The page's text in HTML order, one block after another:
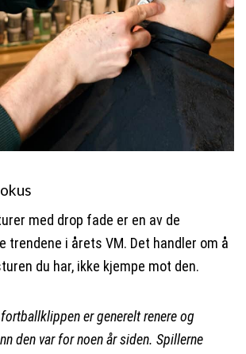
med drop fade er en av de
trendene i årets VM. Det handler om å
du har, ikke kjempe mot den.
er generelt renere og
den var for noen år siden. Spillerne